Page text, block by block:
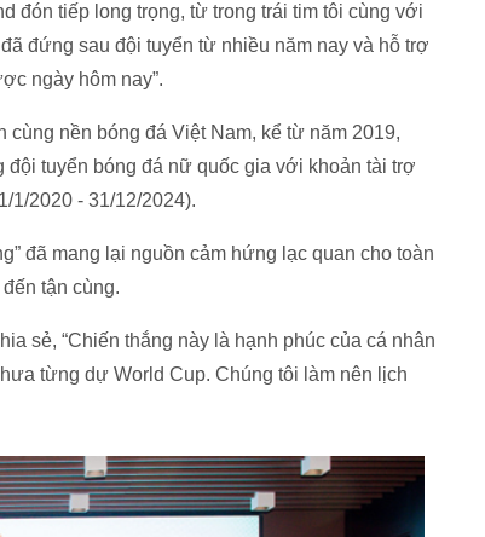
đón tiếp long trọng, từ trong trái tim tôi cùng với
đứng sau đội tuyển từ nhiều năm nay và hỗ trợ
ngày hôm nay”.
nền bóng đá Việt Nam, kể từ năm 2019,
tuyển bóng đá nữ quốc gia với khoản tài trợ
1/2020 - 31/12/2024).
đã mang lại nguồn cảm hứng lạc quan cho toàn
tận cùng.
sẻ, “Chiến thắng này là hạnh phúc của cá nhân
từng dự World Cup. Chúng tôi làm nên lịch